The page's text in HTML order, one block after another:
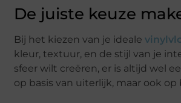
De juiste keuze
Bij het kiezen van je ideale
kleur, textuur, en de stijl van je
sfeer wilt creëren, er is altijd wel
op basis van uiterlijk, maar ook